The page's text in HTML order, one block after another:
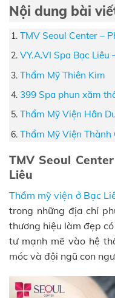
Nội dung bài
TMV Seoul Center –
VY.A.VI Spa Bạc Liêu
Thẩm Mỹ Thiên Kim
399 Spa phun xăm
Thẩm Mỹ Viện Hân
Thẩm Mỹ Viện Thành
TMV Seoul
Liêu
Thẩm mỹ viện ở Bạc
trong những địa chỉ
thương hiệu làm đẹp
tư mạnh mẽ vào hệ
móc và đội ngũ con